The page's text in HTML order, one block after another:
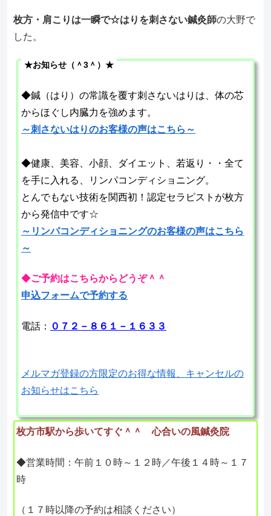
枚方・肩こりは一瞬で☆はりを刺さない鍼灸師の大野で
した。
★お知らせ（＾3＾）★
◆鍼（はり）の常識を覆す刺さないはりは、体の芯
からほぐし内臓力を強めます。
～刺さないはりのお客様の声はこちら～
◆健康、美容、小顔、ダイエット、若返り・・全て
を手に入れる、リンパコンディショニング。
とんでもない技術を関西初！認定セラピストが枚方
から発信中です☆
～リンパコンディショニングのお客様の声はこちら
～
◆ご予約はこちらからどうぞ＾＾
申込フォームで予約する
電話： ０７２－８６１－１６３３
メルマガ登録の方限定のお得な情報、キャンセルの
お知らせはこちら
枚方市駅から歩いてすぐ＾＾ 心合いの風鍼灸院
◆営業時間：午前１０時～１２時／午後１４時～１７
時
（１７時以降の予約は相談ください）